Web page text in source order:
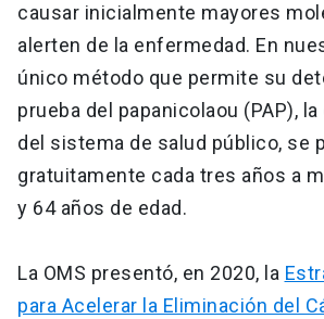
causar inicialmente mayores
alerten de la enfermedad. En
único método que permite su
prueba del papanicolaou (PAP),
del sistema de salud público, se
gratuitamente cada tres años a
y 64 años de edad.
La OMS presentó, en 2020, la
para Acelerar la Eliminación del